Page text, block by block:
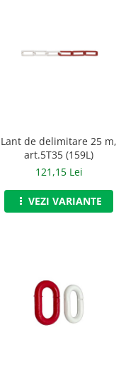
Lant de delimitare 25 m,
art.5T35 (159L)
121,15 Lei
VEZI VARIANTE